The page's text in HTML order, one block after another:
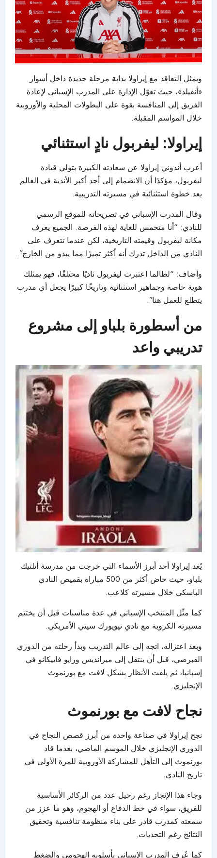
ويمثل التعاقد مع إيراولا بداية مرحلة جديدة داخل أسوار
«أنفيلد»، حيث تعوّل الإدارة على المدرب الإسباني لإعادة
الفريق إلى المنافسة بقوة على البطولات المحلية والأوروبية
خلال المواسم المقبلة.
إيراولا: ليفربول نادٍ استثنائي
أعرب أندوني إيراولا عن سعادته الكبيرة بتولي قيادة
ليفربول، مؤكدًا أن الانضمام إلى أحد أكبر الأندية في العالم
يعد خطوة استثنائية في مسيرته التدريبية.
وقال المدرب الإسباني في تصريحاته للموقع الرسمي
للنادي: “أنا متحمس للغاية لهذه الفرصة. الجميع يعرف
مكانة ليفربول وقيمته التاريخية، لكن عندما تتعرف على
النادي من الداخل تدرك أنه أكثر تميزًا مما يبدو من الخارج”.
وأضاف: “لطالما اعتبرت ليفربول ناديًا مختلفًا، فهو يمتلك
هوية خاصة وجماهير استثنائية وتاريخًا كبيرًا يجعل أي مدرب
يتطلع للعمل هنا”.
من أسطورة بلباو إلى مشروع
تدريبي واعد
يُعد إيراولا أحد أبرز الأسماء التي خرجت من مدرسة أتلتيك
بلباو، حيث خاض أكثر من 500 مباراة بقميص النادي
الباسكي خلال مسيرته كلاعب.
كما مثّل المنتخب الإسباني في عدة مناسبات قبل أن يختتم
مسيرته الكروية مع نادي نيويورك سيتي الأمريكي.
وبعد اعتزاله، اتجه إلى عالم التدريب وبدأ رحلته من الدوري
القبرصي، قبل أن ينتقل إلى ميرانديس ورايو فاييكانو في
إسبانيا، ثم يلفت الأنظار بشكل لافت مع بورنموث
الإنجليزي.
نجاح لافت مع بورنموث
نجح إيراولا في صناعة واحدة من أبرز قصص النجاح في
الدوري الإنجليزي خلال الموسم الماضي، بعدما قاد
بورنموث إلى التأهل للمشاركة الأوروبية للمرة الأولى في
تاريخ النادي.
وجاء هذا الإنجاز رغم رحيل عدد من الركائز الأساسية
للفريق، سواء في خط الدفاع أو الهجوم، وهو ما عزز من
سمعته كمدرب قادر على بناء منظومة تنافسية وتحقيق
النتائج رغم التحديات.
كما عُرف المدرب الإسباني بأسلوبه الهجومي والضغط